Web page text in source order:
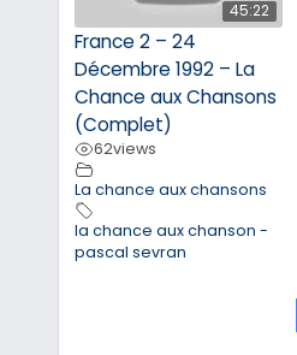
45:22
France 2 – 24
Décembre 1992 – La
Chance aux Chansons
(Complet)
62views
La chance aux chansons
la chance aux chanson -
pascal sevran